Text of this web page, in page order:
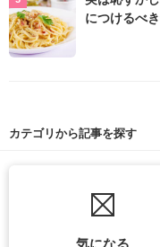
につけるべ
カテゴリから記事を探す